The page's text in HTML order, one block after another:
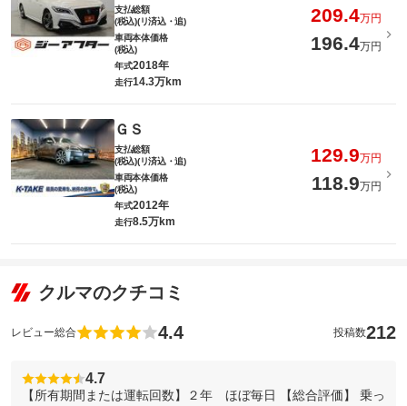
支払総額
(税込)(リ済込・追)
209.4万円
車両本体価格
(税込)
196.4万円
年式2018年
走行14.3万km
ＧＳ
支払総額
(税込)(リ済込・追)
129.9万円
車両本体価格
(税込)
118.9万円
年式2012年
走行8.5万km
クルマのクチコミ
レビュー総合 4.4 投稿数212
4.7
【所有期間または運転回数】２年 ほぼ毎日 【総合評価】 乗っ